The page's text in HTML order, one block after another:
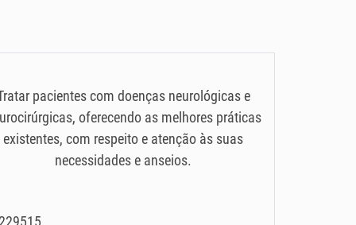
pacientes com doenças neurológicas e
oferecendo as melhores práticas
existentes, com respeito e atenção às suas
necessidades e anseios.